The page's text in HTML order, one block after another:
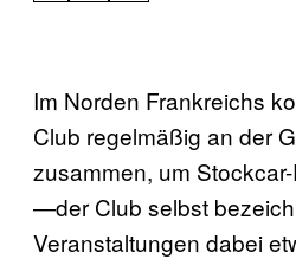
Im Norden Frankreichs
Club regelmäßig an der
zusammen, um
—der Club selbst
Veranstaltungen dabei